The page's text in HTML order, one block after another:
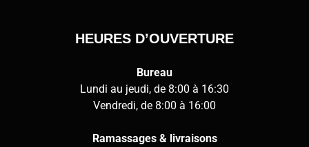
HEURES D’OUVERTURE
Bureau
Lundi au jeudi, de 8:00 à 16:30
Vendredi, de 8:00 à 16:00
Ramassages & livraisons